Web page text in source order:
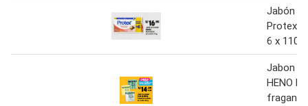
Jabón
Protex
6 x 110g
Jabon
HENO